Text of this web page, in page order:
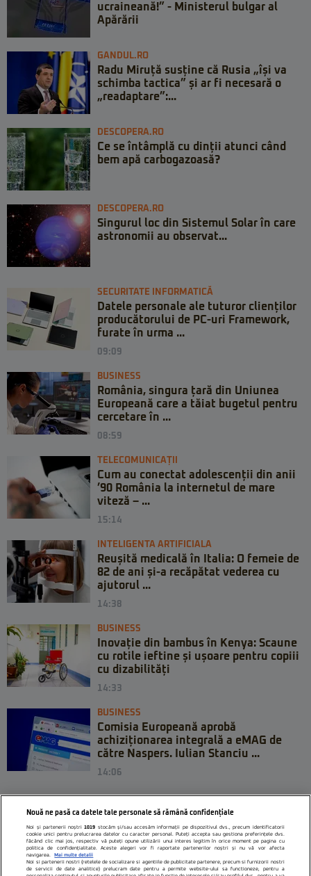
ucraineană!” - Ministerul bulgar al
Apărării
GANDUL.RO
Radu Miruță susține că Rusia „își va
schimba tactica” și ar fi necesară o
„readaptare”:...
DESCOPERA.RO
Ce se întâmplă cu dinții atunci când
bem apă carbogazoasă?
DESCOPERA.RO
Singurul loc din Sistemul Solar în care
astronomii au observat...
SECURITATE INFORMATICĂ
Datele personale ale tuturor clienților
producătorului de PC-uri Framework,
furate în urma ...
09:09
BUSINESS
România, singura țară din Uniunea
Europeană care a tăiat bugetul pentru
cercetare în ...
08:59
TELECOMUNICAȚII
Cum au conectat adolescenții din anii
’90 România la internetul de mare
viteză – ...
15:14
INTELIGENTA ARTIFICIALA
Reușită medicală în Italia: O femeie de
82 de ani și-a recăpătat vederea cu
ajutorul ...
14:38
BUSINESS
Inovație din bambus în Kenya: Scaune
cu rotile ieftine și ușoare pentru copiii
cu dizabilități
14:33
BUSINESS
Comisia Europeană aprobă
achiziționarea integrală a eMAG de
către Naspers. Iulian Stanciu ...
14:06
Nouă ne pasă ca datele tale personale să rămână confidențiale
Noi și partenerii noștri1019 stocăm și/sau accesăm informații pe dispozitivul dvs., precum identificatorii
cookie unici pentru prelucrarea datelor cu caracter personal. Puteți accepta sau gestiona preferințele dvs.
făcând clic mai jos, respectiv vă puteți opune utilizării unui interes legitim în orice moment pe pagina cu
politica de confidențialitate. Aceste alegeri vor fi raportate partenerilor noștri și nu vă vor afecta
navigarea.
Mai multe detalii
Noi si partenerii nostri (retelele de socializare si agentiile de publicitate partenere, precum si furnizorii nostri
de servicii de date analitice) prelucram date pentru a permite website-ului sa functioneze, pentru a